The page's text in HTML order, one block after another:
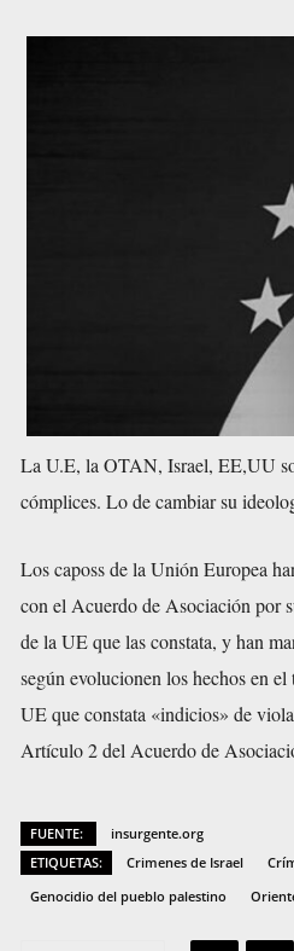
La U.E, la OTAN, Israel, EE,UU
cómplices. Lo de cambiar su
Los caposs de la Unión Europea
con el Acuerdo de Asociación por
de la UE que las constata, y han
según evolucionen los hechos en
UE que constata «indicios» de
Artículo 2 del Acuerdo de
FUENTE:
insurgente.org
ETIQUETAS:
Crimenes de Israel
Genocidio del pueblo palestino